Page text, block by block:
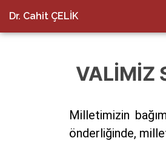
Dr. Cahit ÇELİK
VALIMIZ
Milletimizin
önderliğinde,